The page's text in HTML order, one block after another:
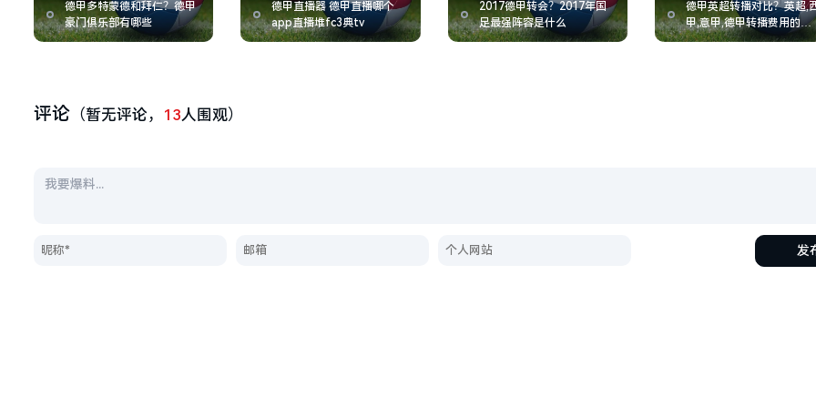
德甲多特蒙德和拜仁？德甲
豪门俱乐部有哪些
德甲直播器 德甲直播哪个
app直播堆fc3典tv
2017德甲转会？2017年国
足最强阵容是什么
德甲英超转播对比？英超,
甲,意甲,德甲转播费用的情
况如何
评论 （暂无评论， 13人围观）
发